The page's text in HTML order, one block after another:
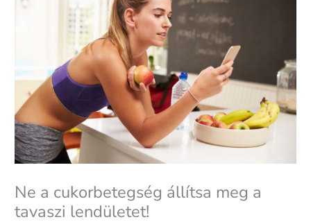
Ne a cukorbetegség állítsa meg a
tavaszi lendületet!